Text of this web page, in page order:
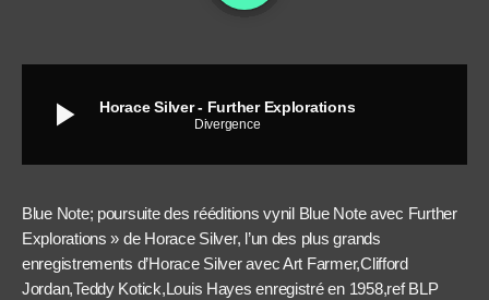
play_arrow Horace Silver - Further Explorations
Divergence
Blue Note; poursuite des rééditions vynil Blue Note avec Further
Explorations » de Horace Silver, l’un des plus grands
enregistrements d’Horace Silver avec Art Farmer,Clifford
Jordan,Teddy Kotick,Louis Hayes enregistré en 1958,ref BLP